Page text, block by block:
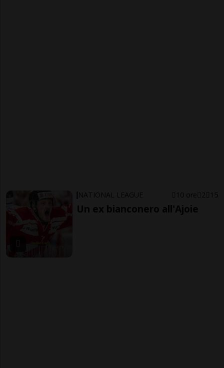
NATIONAL LEAGUE 10 ore 2 15
Un ex bianconero all'Ajoie